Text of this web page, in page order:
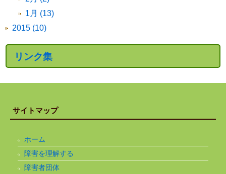
1月 (13)
2015 (10)
リンク集
サイトマップ
ホーム
障害を理解する
障害者団体